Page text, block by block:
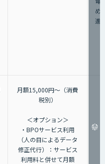
め
進
月額15,000円～（消費
税別）
＜オプション＞
・BPOサービス利用
（人の目によるデータ
修正代行）：サービス
利用料と併せて月額